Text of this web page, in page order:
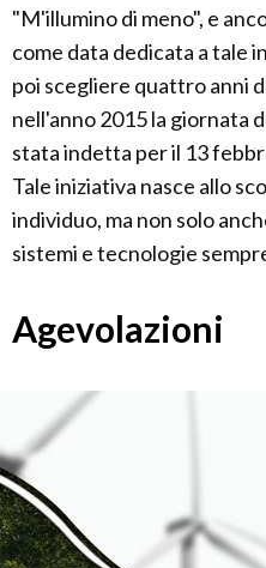
"M'illumino di meno", e
come data dedicata a tale
poi scegliere quattro anni
nell'anno 2015 la giornata
stata indetta per il 13
Tale iniziativa nasce allo
individuo, ma non solo
sistemi e tecnologie
Agevolazioni